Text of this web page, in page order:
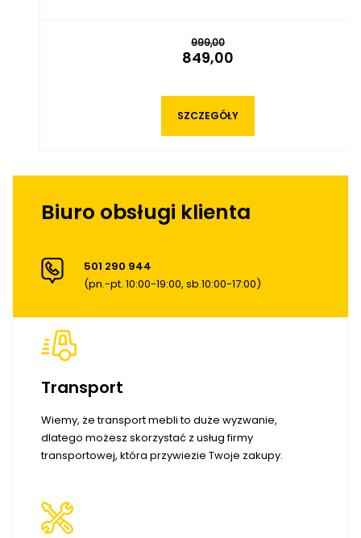
999,00
849,00
SZCZEGÓŁY
Biuro obsługi klienta
501 290 944
(pn.-pt. 10:00-19:00, sb.10:00-17:00)
Transport
Wiemy, że transport mebli to duże wyzwanie,
dlatego możesz skorzystać z usług firmy
transportowej, która przywiezie Twoje zakupy.